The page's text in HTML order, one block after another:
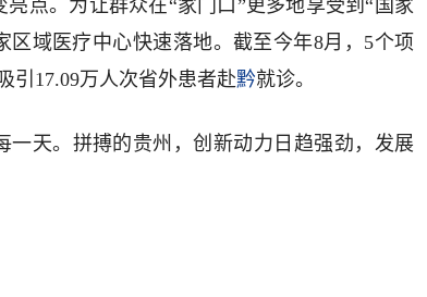
点。为让群众在“家门口”更多地享受到“国家
区域医疗中心快速落地。截至今年8月，5个项
引17.09万人次省外患者赴黔就诊。
一天。拼搏的贵州，创新动力日趋强劲，发展